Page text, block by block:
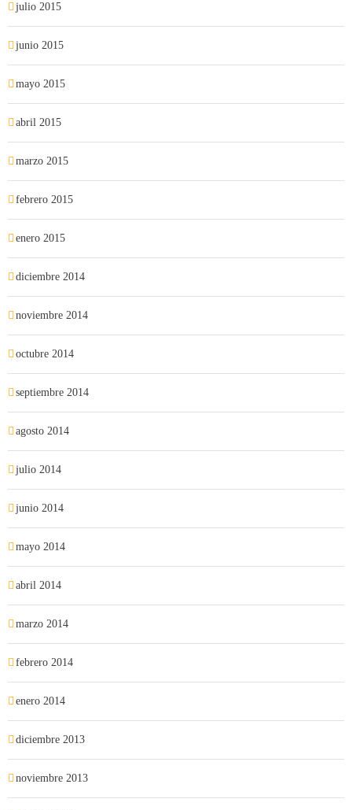
julio 2015
junio 2015
mayo 2015
abril 2015
marzo 2015
febrero 2015
enero 2015
diciembre 2014
noviembre 2014
octubre 2014
septiembre 2014
agosto 2014
julio 2014
junio 2014
mayo 2014
abril 2014
marzo 2014
febrero 2014
enero 2014
diciembre 2013
noviembre 2013